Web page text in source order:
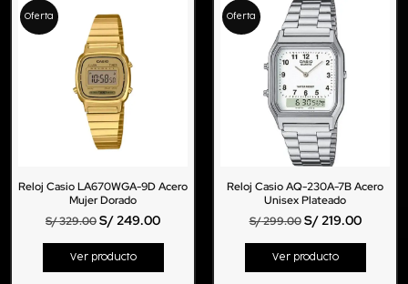
Oferta
Reloj Casio LA670WGA-9D Acero
Mujer Dorado
S/329.00S/249.00
Ver producto
Oferta
Reloj Casio AQ-230A-7B Acero
Unisex Plateado
S/299.00 S/219.00
Ver producto